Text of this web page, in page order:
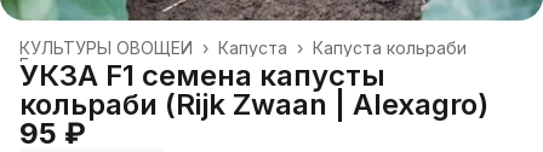
Капуста кольраби
Капуста ›
КУЛЬТУРЫ ОВОЩЕЙ ›
Главная
УКЗА F1 семена капусты
кольраби (Rijk Zwaan | Alexagro)
95 ₽